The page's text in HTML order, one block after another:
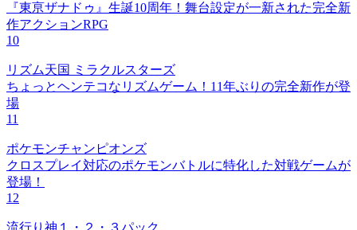
『東亰ザナドゥ』生誕10周年！舞台設定が一新された完全新
作アクションRPG
10
リズム天国 ミラクルスターズ
ちょっとヘンテコなリズムゲーム！11年ぶりの完全新作が登
場
11
ポケモンチャンピオンズ
クロスプレイ対応のポケモンバトルに特化した対戦ゲームが
登場！
12
流行り神１・２・３パック